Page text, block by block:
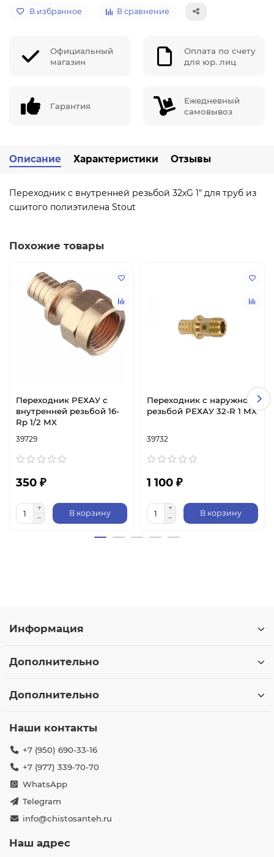
В избранное В сравнение
Официальный
магазин
Оплата по счету
для юр. лиц
Гарантия
Ежедневный
самовывоз
Описание Характеристики Отзывы
Переходник с внутренней резьбой 32xG 1" для труб из
сшитого полиэтилена Stout
Похожие товары
Переходник РЕХАУ с
внутренней резьбой 16-
Rp 1/2 MX
39729
350 ₽
В корзину
Переходник с наружной
резьбой РЕХАУ 32-R 1 MX
39732
1 100 ₽
В корзину
Информация
Дополнительно
Дополнительно
Наши контакты
+7 (950) 690-33-16
+7 (977) 339-70-70
WhatsApp
Telegram
info@chistosanteh.ru
Наш адрес